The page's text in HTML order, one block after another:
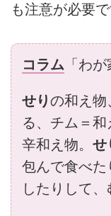
も注意が必要で
コラム 「わ
せりの和え物
る、チム＝
辛和え物。 せ
包んで食べた
したりして、